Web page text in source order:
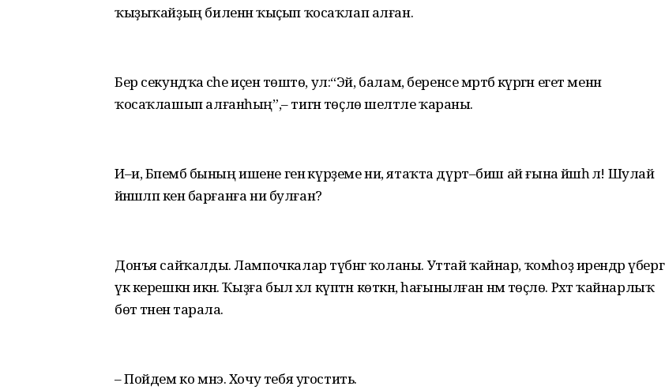
ҡыҙыҡайҙың биленән ҡыҫып ҡосаҡлап алған.
Бер секундҡа әсәһе иҫенә төштө, ул:“Эй, балам, беренсе мәртәбә күргән егет менән
ҡосаҡлашып алғанһың”,– тигән төҫлө шелтәле ҡараны.
И–и, Бәпембә бының ишене генә күрҙеме ни, ятаҡта дүрт–биш ай ғына йәшәһә лә! Шулай
йәнәшәләп кенә барғанға ни булған?
Донъя сайҡалды. Лампочкалар түбәнгә ҡоланы. Уттай ҡайнар, ҡомһоҙ ирендәр үбергә
үк керешкән икән. Ҡыҙға был хәл күптән көткән, һағынылған нәмә төҫлө. Рәхәт ҡайнарлыҡ
бөтә тәненә тарала.
– Пойдем ко мнэ. Хочу тебя угостить.